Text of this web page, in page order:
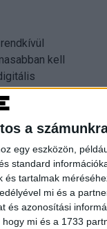
a
egy eszközön,
standard
tartalmak
mi és a
és azonosítási
mi és a 1733
kell
a